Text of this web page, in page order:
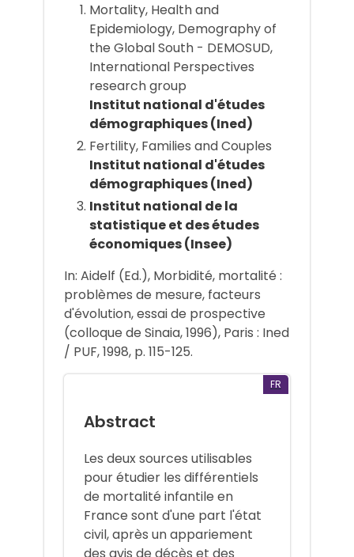
Mortality, Health and
Epidemiology, Demography of
the Global South - DEMOSUD,
International Perspectives
research group
Institut national d'études
démographiques (Ined)
Fertility, Families and Couples
Institut national d'études
démographiques (Ined)
Institut national de la
statistique et des études
économiques (Insee)
In: Aidelf (Ed.), Morbidité, mortalité :
problèmes de mesure, facteurs
d'évolution, essai de prospective
(colloque de Sinaia, 1996), Paris : Ined
/ PUF, 1998, p. 115-125.
FR
Abstract
Les deux sources utilisables
pour étudier les différentiels
de mortalité infantile en
France sont d'une part l'état
civil, après un appariement